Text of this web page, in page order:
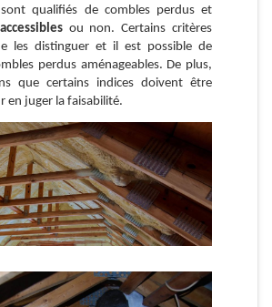
qualifiés de combles perdus et
accessiblesou non. Certains critères
les distinguer et il est possible de
perdus aménageables. De plus,
que certains indices doivent être
en juger la faisabilité.